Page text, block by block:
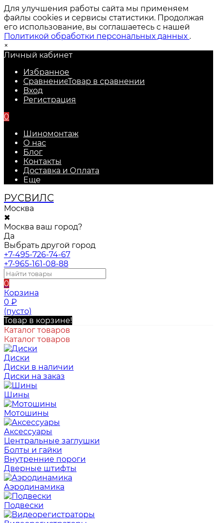
Для улучшения работы сайта мы применяем
файлы cookies и сервисы статистики. Продолжая
его использование, вы соглашаетесь с нашей
Политикой обработки персональных данных .
×
Личный кабинет
Избранное
СравнениеТовар в сравнении
Вход
Регистрация
0
Шиномонтаж
О нас
Блог
Контакты
Доставка и Оплата
Еще
РУСВИЛС
Москва
✖
Москва ваш город?
Да
Выбрать другой город
+7-495-726-74-67
+7-965-161-08-88
0
Корзина
0 ₽
(пусто)
Товар в корзине!
Каталог товаров
Каталог товаров
Диски
Диски в наличии
Диски на заказ
Шины
Мотошины
Аксессуары
Центральные заглушки
Болты и гайки
Внутренние пороги
Дверные штифты
Аэродинамика
Подвески